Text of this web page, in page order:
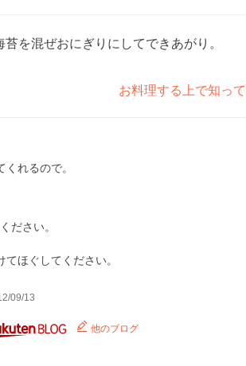
を混ぜおにぎりにしてできあがり。
お料理する上で知っ
れるので。
ださい。
ほぐしてください。
09/13
他のブログ